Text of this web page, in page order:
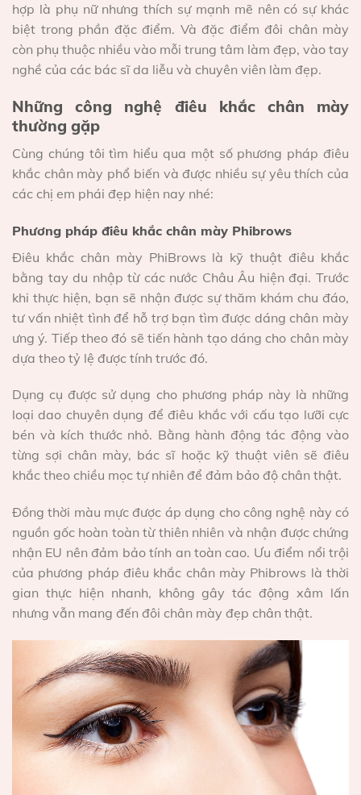
hợp là phụ nữ nhưng thích sự mạnh mẽ nên có sự khác
biệt trong phần đặc điểm. Và đặc điểm đôi chân mày
còn phụ thuộc nhiều vào mỗi trung tâm làm đẹp, vào tay
nghề của các bác sĩ da liễu và chuyên viên làm đẹp.
Những công nghệ điêu khắc chân mày
thường gặp
Cùng chúng tôi tìm hiểu qua một số phương pháp điêu
khắc chân mày phổ biến và được nhiều sự yêu thích của
các chị em phái đẹp hiện nay nhé:
Phương pháp điêu khắc chân mày Phibrows
Điêu khắc chân mày PhiBrows là kỹ thuật điêu khắc
bằng tay du nhập từ các nước Châu Âu hiện đại. Trước
khi thực hiện, bạn sẽ nhận được sự thăm khám chu đáo,
tư vấn nhiệt tình để hỗ trợ bạn tìm được dáng chân mày
ưng ý. Tiếp theo đó sẽ tiến hành tạo dáng cho chân mày
dựa theo tỷ lệ được tính trước đó.
Dụng cụ được sử dụng cho phương pháp này là những
loại dao chuyên dụng để điêu khắc với cấu tạo lưỡi cực
bén và kích thước nhỏ. Bằng hành động tác động vào
từng sợi chân mày, bác sĩ hoặc kỹ thuật viên sẽ điêu
khắc theo chiều mọc tự nhiên để đảm bảo độ chân thật.
Đồng thời màu mực được áp dụng cho công nghệ này có
nguồn gốc hoàn toàn từ thiên nhiên và nhận được chứng
nhận EU nên đảm bảo tính an toàn cao. Ưu điểm nổi trội
của phương pháp điêu khắc chân mày Phibrows là thời
gian thực hiện nhanh, không gây tác động xâm lấn
nhưng vẫn mang đến đôi chân mày đẹp chân thật.